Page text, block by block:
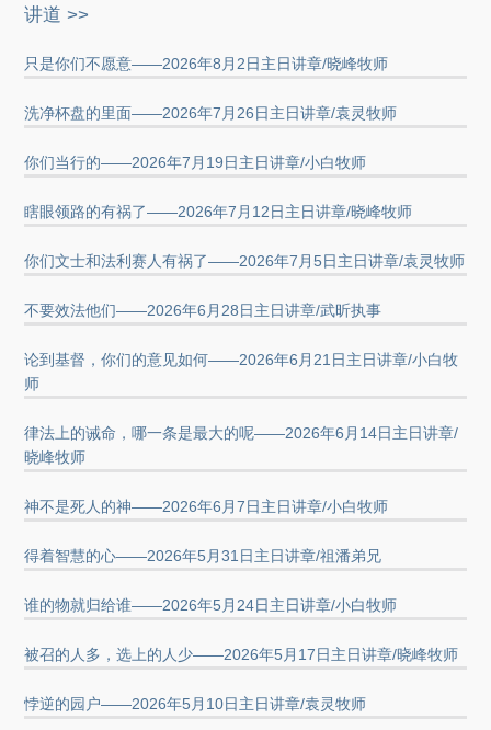
讲道 >>
只是你们不愿意——2026年8月2日主日讲章/晓峰牧师
洗净杯盘的里面——2026年7月26日主日讲章/袁灵牧师
你们当行的——2026年7月19日主日讲章/小白牧师
瞎眼领路的有祸了——2026年7月12日主日讲章/晓峰牧师
你们文士和法利赛人有祸了——2026年7月5日主日讲章/袁灵牧师
不要效法他们——2026年6月28日主日讲章/武昕执事
论到基督，你们的意见如何——2026年6月21日主日讲章/小白牧
师
律法上的诫命，哪一条是最大的呢——2026年6月14日主日讲章/
晓峰牧师
神不是死人的神——2026年6月7日主日讲章/小白牧师
得着智慧的心——2026年5月31日主日讲章/祖潘弟兄
谁的物就归给谁——2026年5月24日主日讲章/小白牧师
被召的人多，选上的人少——2026年5月17日主日讲章/晓峰牧师
悖逆的园户——2026年5月10日主日讲章/袁灵牧师